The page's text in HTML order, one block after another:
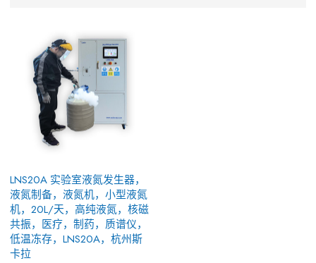
LNS20A 实验室液氮发生器，
液氮制备，液氮机，小型液氮
机，20L/天，高纯液氮，核磁
共振，医疗，制药，质谱仪，
低温冻存，LNS20A，杭州斯
卡拉